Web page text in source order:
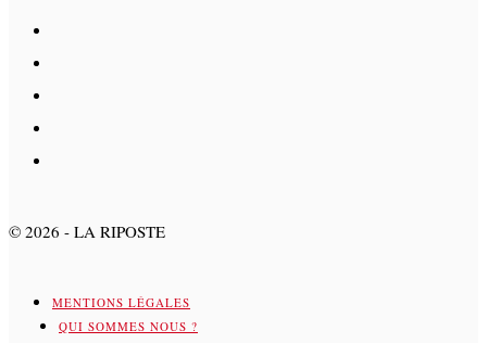
© 2026 - LA RIPOSTE
MENTIONS LÉGALES
QUI SOMMES NOUS ?